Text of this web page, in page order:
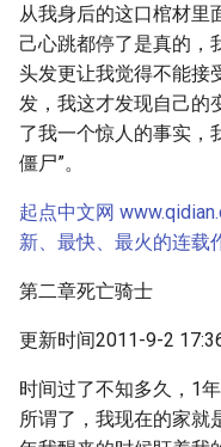
从我身后的这口棺材里
己心跳都停了是真的，
头发更让我觉得不能接
发，我这才发现自己的
了我一个惊人的事实，
僵尸”。
起点中文网
新、最快、最火的连载
第二章死亡骑士
更新时间2011-9-2
时间过了不知多久，1
所谓了，我现在的家就